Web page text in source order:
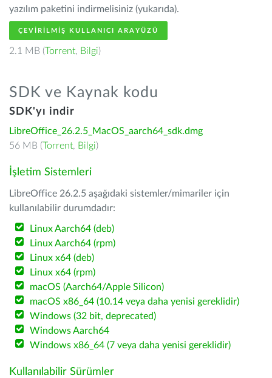
yazılım paketini indirmelisiniz (yukarıda).
ÇEVIRILMIŞ KULLANICI ARAYÜZÜ
2.1 MB (Torrent, Bilgi)
SDK ve Kaynak kodu
SDK'yı indir
LibreOffice_26.2.5_MacOS_aarch64_sdk.dmg
56 MB (Torrent, Bilgi)
İşletim Sistemleri
LibreOffice 26.2.5 aşağıdaki sistemler/mimariler için
kullanılabilir durumdadır:
Linux Aarch64 (deb)
Linux Aarch64 (rpm)
Linux x64 (deb)
Linux x64 (rpm)
macOS (Aarch64/Apple Silicon)
macOS x86_64 (10.14 veya daha yenisi gereklidir)
Windows (32 bit, deprecated)
Windows Aarch64
Windows x86_64 (7 veya daha yenisi gereklidir)
Kullanılabilir Sürümler